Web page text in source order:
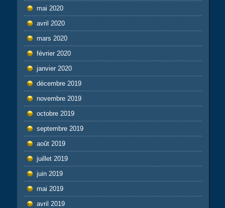
mai 2020
avril 2020
mars 2020
février 2020
janvier 2020
décembre 2019
novembre 2019
octobre 2019
septembre 2019
août 2019
juillet 2019
juin 2019
mai 2019
avril 2019